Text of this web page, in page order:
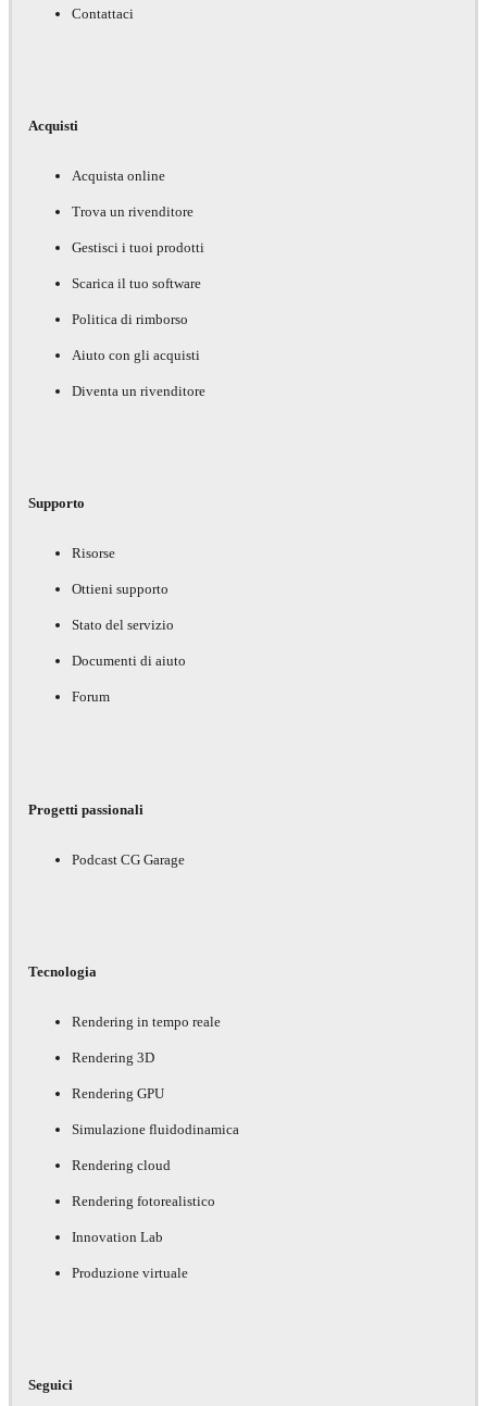
Contattaci
Acquisti
Acquista online
Trova un rivenditore
Gestisci i tuoi prodotti
Scarica il tuo software
Politica di rimborso
Aiuto con gli acquisti
Diventa un rivenditore
Supporto
Risorse
Ottieni supporto
Stato del servizio
Documenti di aiuto
Forum
Progetti passionali
Podcast CG Garage
Tecnologia
Rendering in tempo reale
Rendering 3D
Rendering GPU
Simulazione fluidodinamica
Rendering cloud
Rendering fotorealistico
Innovation Lab
Produzione virtuale
Seguici